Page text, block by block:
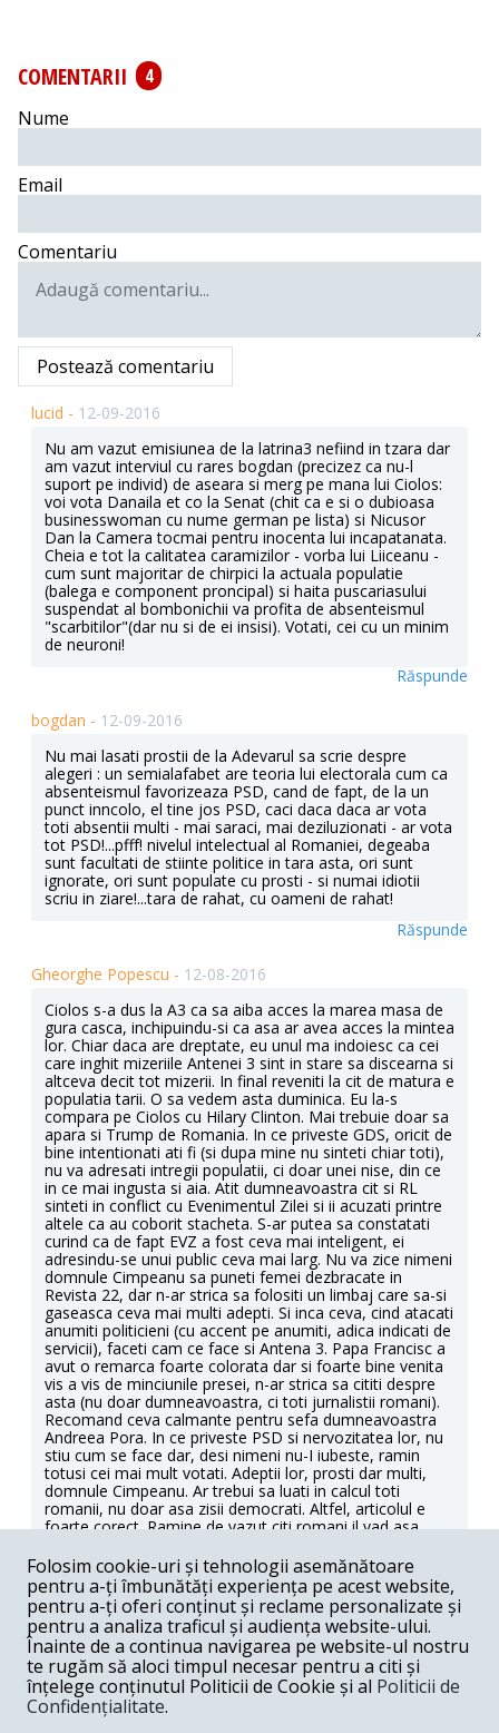
COMENTARII
4
Nume
Email
Comentariu
Postează comentariu
lucid - 12-09-2016
Nu am vazut emisiunea de la latrina3 nefiind in tzara dar
am vazut interviul cu rares bogdan (precizez ca nu-l
suport pe individ) de aseara si merg pe mana lui Ciolos:
voi vota Danaila et co la Senat (chit ca e si o dubioasa
businesswoman cu nume german pe lista) si Nicusor
Dan la Camera tocmai pentru inocenta lui incapatanata.
Cheia e tot la calitatea caramizilor - vorba lui Liiceanu -
cum sunt majoritar de chirpici la actuala populatie
(balega e component proncipal) si haita puscariasului
suspendat al bombonichii va profita de absenteismul
"scarbitilor"(dar nu si de ei insisi). Votati, cei cu un minim
de neuroni!
Răspunde
bogdan - 12-09-2016
Nu mai lasati prostii de la Adevarul sa scrie despre
alegeri : un semialafabet are teoria lui electorala cum ca
absenteismul favorizeaza PSD, cand de fapt, de la un
punct inncolo, el tine jos PSD, caci daca daca ar vota
toti absentii multi - mai saraci, mai deziluzionati - ar vota
tot PSD!...pfff! nivelul intelectual al Romaniei, degeaba
sunt facultati de stiinte politice in tara asta, ori sunt
ignorate, ori sunt populate cu prosti - si numai idiotii
scriu in ziare!...tara de rahat, cu oameni de rahat!
Răspunde
Gheorghe Popescu - 12-08-2016
Ciolos s-a dus la A3 ca sa aiba acces la marea masa de
gura casca, inchipuindu-si ca asa ar avea acces la mintea
lor. Chiar daca are dreptate, eu unul ma indoiesc ca cei
care inghit mizeriile Antenei 3 sint in stare sa discearna si
altceva decit tot mizerii. In final reveniti la cit de matura e
populatia tarii. O sa vedem asta duminica. Eu la-s
compara pe Ciolos cu Hilary Clinton. Mai trebuie doar sa
apara si Trump de Romania. In ce priveste GDS, oricit de
bine intentionati ati fi (si dupa mine nu sinteti chiar toti),
nu va adresati intregii populatii, ci doar unei nise, din ce
in ce mai ingusta si aia. Atit dumneavoastra cit si RL
sinteti in conflict cu Evenimentul Zilei si ii acuzati printre
altele ca au coborit stacheta. S-ar putea sa constatati
curind ca de fapt EVZ a fost ceva mai inteligent, ei
adresindu-se unui public ceva mai larg. Nu va zice nimeni
domnule Cimpeanu sa puneti femei dezbracate in
Revista 22, dar n-ar strica sa folositi un limbaj care sa-si
gaseasca ceva mai multi adepti. Si inca ceva, cind atacati
anumiti politicieni (cu accent pe anumiti, adica indicati de
servicii), faceti cam ce face si Antena 3. Papa Francisc a
avut o remarca foarte colorata dar si foarte bine venita
vis a vis de minciunile presei, n-ar strica sa cititi despre
asta (nu doar dumneavoastra, ci toti jurnalistii romani).
Recomand ceva calmante pentru sefa dumneavoastra
Andreea Pora. In ce priveste PSD si nervozitatea lor, nu
stiu cum se face dar, desi nimeni nu-I iubeste, ramin
totusi cei mai mult votati. Adeptii lor, prosti dar multi,
domnule Cimpeanu. Ar trebui sa luati in calcul toti
romanii, nu doar asa zisii democrati. Altfel, articolul e
foarte corect. Ramine de vazut citi romani il vad asa.
Răspunde
Dumitru Irimieș -12-08-2016
Cu inima strânsă am așteptat emisiunea aceea de la
Antena 3. Cu toții am putut să vedem cât de jos se pot
coborî acei indivizi care se scaldă în mocirlă de ani de zile
și se cred jurnaliști. Aveți dreptate, Cioloș le-a dat o
lecție de civilitate celor care urmăresc acest post de
Folosim cookie-uri și tehnologii asemănătoare
pentru a-ți îmbunătăți experiența pe acest website,
pentru a-ți oferi conținut și reclame personalizate și
pentru a analiza traficul și audiența website-ului.
Înainte de a continua navigarea pe website-ul nostru
te rugăm să aloci timpul necesar pentru a citi și
înțelege conținutul Politicii de Cookie și al Politicii de
Confidențialitate.